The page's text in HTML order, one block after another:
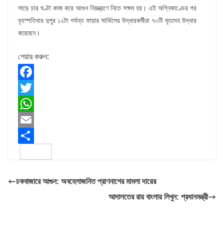
সাড়ে চার ঘণ্টা কাজ করে আগুন নিয়ন্ত্রণে নিতে সক্ষম হয়। এই অগ্নিকাণ্ডের পর
বৃহস্পতিবার দুপুর ১২টা পর্যন্ত ফায়ার সার্ভিসের উদ্ধারকর্মীরা ৭০টি মৃতদেহ উদ্ধার
করেছেন।
শেয়ার করুন:
F
a
c
e
b
o
T
w
t
e
W
h
a
s
E
m
i
a
চকবাজারে আগুন: অবহেলাজনিত প্রাণনাশের মামলা দায়ের
আদালতের রায় বাংলায় লিখুন: প্রধানমন্ত্রী